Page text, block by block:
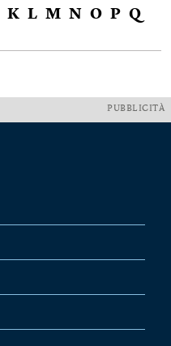
K L M N O P Q
PUBBLICITÀ